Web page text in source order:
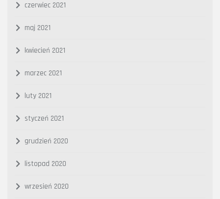
czerwiec 2021
maj 2021
kwiecień 2021
marzec 2021
luty 2021
styczeń 2021
grudzień 2020
listopad 2020
wrzesień 2020